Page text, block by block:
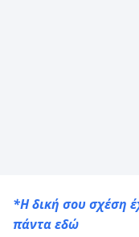
*Η δική σου σχέση
πάνταεδώ